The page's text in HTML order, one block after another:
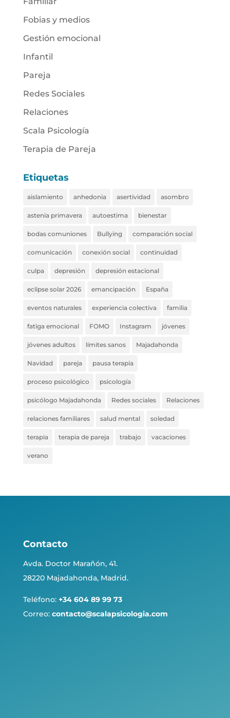
Fobias y medios
Gestión emocional
Infantil
Pareja
Redes Sociales
Relaciones
Scala Psicología
Terapia de Pareja
Etiquetas
aislamiento anhedonia asertividad asombro
astenia primavera autoestima bienestar
bodas comuniones Bullying comparación social
comunicación conexión social continuidad
culpa depresión depresión estacional
eclipse solar 2026 emancipación España
eventos naturales experiencia colectiva familia
fatiga emocional FOMO Instagram jóvenes
jóvenes adultos límites sanos Majadahonda
Navidad pareja pausa terapia
proceso psicológico psicología
psicólogo Majadahonda Redes sociales Relaciones
relaciones familiares salud mental soledad
terapia terapia de pareja trabajo vacaciones
verano
Contacto
Avda. Doctor Marañón, 41.
28220 Majadahonda, Madrid.
Teléfono: +34 604 89 99 73
Correo: contacto@scalapsicologia.com